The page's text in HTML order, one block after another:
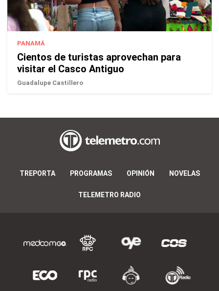
PANAMÁ
Cientos de turistas aprovechan para
visitar el Casco Antiguo
Guadalupe Castillero
TREPORTA PROGRAMAS OPINIÓN NOVELAS
TELEMETRO RADIO